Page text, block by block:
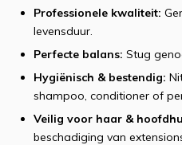
Professionele kwaliteit:
levensduur.
Perfecte balans: Stug
Hygiënisch & bestendig:
shampoo, conditioner of
Veilig voor haar &
beschadiging van